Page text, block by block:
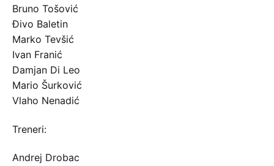
Bruno Tošović
Đivo Baletin
Marko Tevšić
Ivan Franić
Damjan Di Leo
Mario Šurković
Vlaho Nenadić
Treneri:
Andrej Drobac